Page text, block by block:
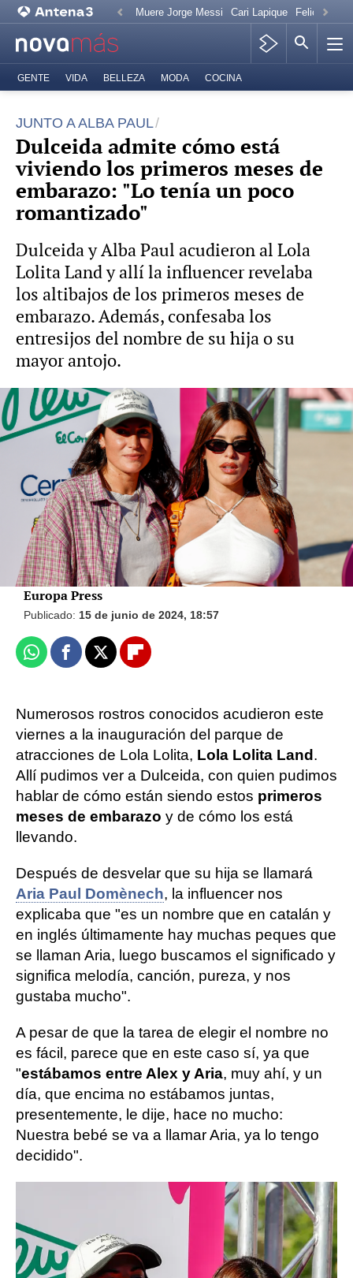
Muere Jorge Messi Cari Lapique Felicitación
GENTE VIDA BELLEZA MODA COCINA
JUNTO A ALBA PAUL
Dulceida admite cómo está
viviendo los primeros meses de
embarazo: "Lo tenía un poco
romantizado"
Dulceida y Alba Paul acudieron al Lola
Lolita Land y allí la influencer revelaba
los altibajos de los primeros meses de
embarazo. Además, confesaba los
entresijos del nombre de su hija o su
mayor antojo.
Vídeo: Europa Press | Foto: Gtres
Dulceida responde a los comentarios
homófobos sobre su embarazo: "¿Os
molesta que un niño crezca feliz?"
Europa Press
Publicado: 15 de junio de 2024, 18:57
WhatsappFacebook
X Flipboard
Numerosos rostros conocidos acudieron este
viernes a la inauguración del parque de
atracciones de Lola Lolita, Lola Lolita Land .
Allí pudimos ver a Dulceida, con quien pudimos
hablar de cómo están siendo estos primeros
meses de embarazo y de cómo los está
llevando.
Después de desvelar que su hija se llamará
Aria Paul Domènech, la influencer nos
explicaba que "es un nombre que en catalán y
en inglés últimamente hay muchas peques que
se llaman Aria, luego buscamos el significado y
significa melodía, canción, pureza, y nos
gustaba mucho".
A pesar de que la tarea de elegir el nombre no
es fácil, parece que en este caso sí, ya que
"estábamos entre Alex y Aria, muy ahí, y un
día, que encima no estábamos juntas,
presentemente, le dije, hace no mucho:
Nuestra bebé se va a llamar Aria, ya lo tengo
decidido".